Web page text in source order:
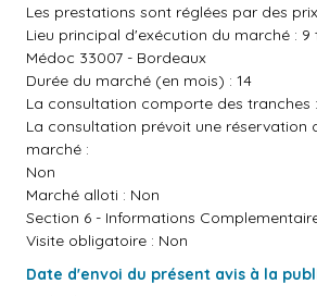
Les prestations sont réglées par des
Lieu principal d'exécution du marché : 9
Médoc 33007 - Bordeaux
Durée du marché (en mois) : 14
La consultation comporte des tranches
La consultation prévoit une réservation
marché :
Non
Marché alloti : Non
Section 6 - Informations
Visite obligatoire : Non
Date d'envoi du présent avis à la